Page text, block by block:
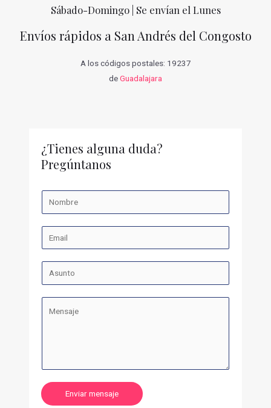
Sábado-Domingo | Se envían el Lunes
Envíos rápidos a San Andrés del Congosto
A los códigos postales: 19237
deGuadalajara
¿Tienes alguna duda?
Pregúntanos
Enviar mensaje